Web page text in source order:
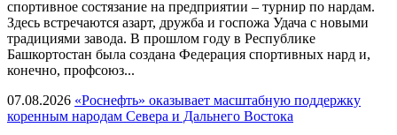
спортивное состязание на предприятии – турнир по нардам.
Здесь встречаются азарт, дружба и госпожа Удача с новыми
традициями завода. В прошлом году в Республике
Башкортостан была создана Федерация спортивных нард и,
конечно, профсоюз...
07.08.2026 «Роснефть» оказывает масштабную поддержку
коренным народам Севера и Дальнего Востока